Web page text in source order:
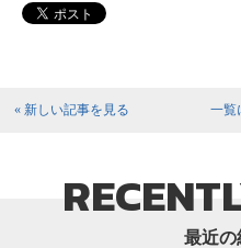
« 新しい記事を見る 一覧
最近の